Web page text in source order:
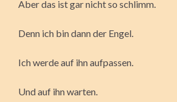
Aber das ist gar nicht so schlimm.
Denn ich bin dann der Engel.
Ich werde auf ihn aufpassen.
Und auf ihn warten.